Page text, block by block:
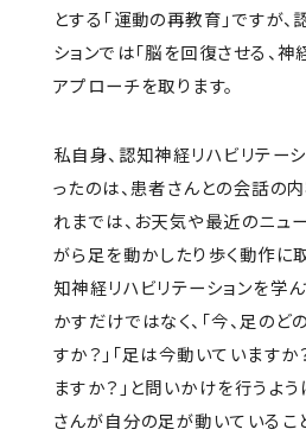
とする「運動の再教育」ですが
ションでは「脳を回復させる、神
アプローチを取ります。
私自身、認知神経リハビリテー
ったのは、患者さんとの会話の
れまでは、お天気や最近のニュ
がら足を動かしたり歩く動作に
知神経リハビリテーションを学
かすだけではなく、「今、足の
すか？」「足は今動いていますか
ますか？」と問いかけを行うよ
さんが自分の足が動いているこ